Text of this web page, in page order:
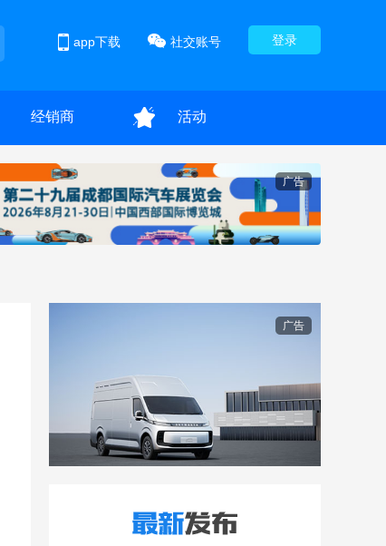
登录
社交账号
app下载
经销商 活动
广告
广告